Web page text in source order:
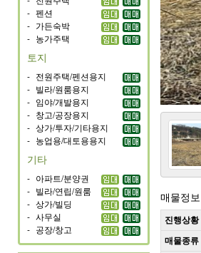
- 펜션
- 가든숙박
- 농가주택
토지
- 전원주택/펜션용지
- 빌라/원룸용지
- 임야/개발용지
- 창고/공장용지
- 상가/투자/기타용지
- 농업용/대토용용지
기타
- 아파트/분양권
- 빌라/연립/원룸
- 상가/빌딩
- 사무실
- 공장/창고
매물정보
진행상황
매물종류